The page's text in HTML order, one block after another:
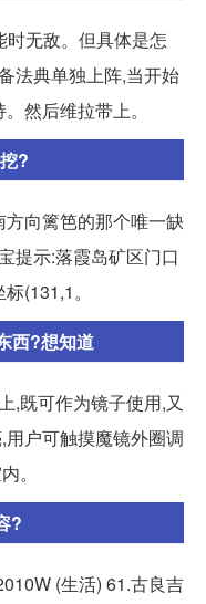
无敌。但具体是怎
法典单独上阵,当开始
然后维拉带上。
?
向篱笆的那个唯一缺
提示:落霞岛矿区门口
(131,1。
西?想知道
,既可作为镜子使用,又
户可触摸魔镜外圈调
。
?
(生活) 61.古良吉